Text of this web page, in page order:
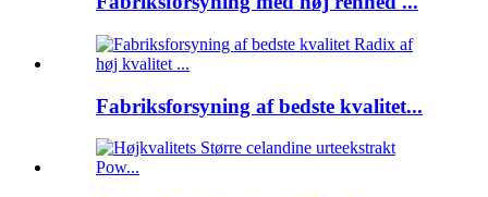
Fabriksforsyning af bedste kvalitet...